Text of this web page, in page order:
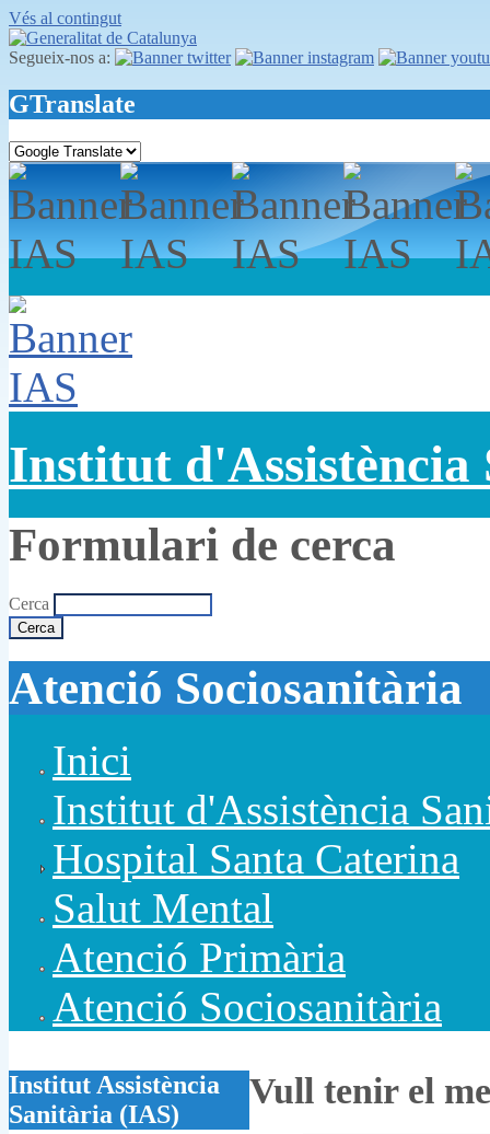
Vés al contingut
Segueix-nos a:
GTranslate
Institut d'Assistència
Formulari de cerca
Cerca
Atenció Sociosanitària
Inici
Institut d'Assistència
Hospital Santa Caterina
Salut Mental
Atenció Primària
Atenció Sociosanitària
Vull tenir el
Institut Assistència
Sanitària (IAS)